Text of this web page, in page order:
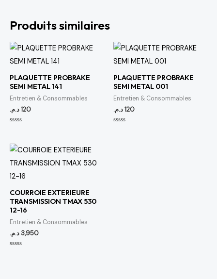
Produits similaires
PLAQUETTE PROBRAKE
SEMI METAL 141
Entretien & Consommables
120د.م.
5
PLAQUETTE PROBRAKE
SEMI METAL 001
Entretien & Consommables
120د.م.
COURROIE EXTERIEURE
TRANSMISSION TMAX 530
12-16
Entretien & Consommables
3,950 د.م.